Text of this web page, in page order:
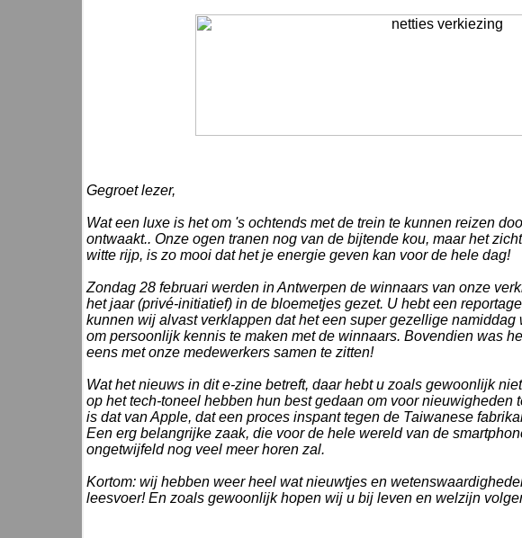
Gegroet lezer,
Wat een luxe is het om 's ochtends met de trein te kunnen reizen
ontwaakt.. Onze ogen tranen nog van de bijtende kou, maar het
witte rijp, is zo mooi dat het je energie geven kan voor de hele dag!
Zondag 28 februari werden in Antwerpen de winnaars van onze
het jaar (privé-initiatief) in de bloemetjes gezet. U hebt een
kunnen wij alvast verklappen dat het een super gezellige
om persoonlijk kennis te maken met de winnaars. Bovendien was
eens met onze medewerkers samen te zitten!
Wat het nieuws in dit e-zine betreft, daar hebt u zoals gewoonlijk
op het tech-toneel hebben hun best gedaan om voor nieuwigheden
is dat van Apple, dat een proces inspant tegen de Taiwanese
Een erg belangrijke zaak, die voor de hele wereld van de
ongetwijfeld nog veel meer horen zal.
Kortom: wij hebben weer heel wat nieuwtjes en
leesvoer! En zoals gewoonlijk hopen wij u bij leven en welzijn